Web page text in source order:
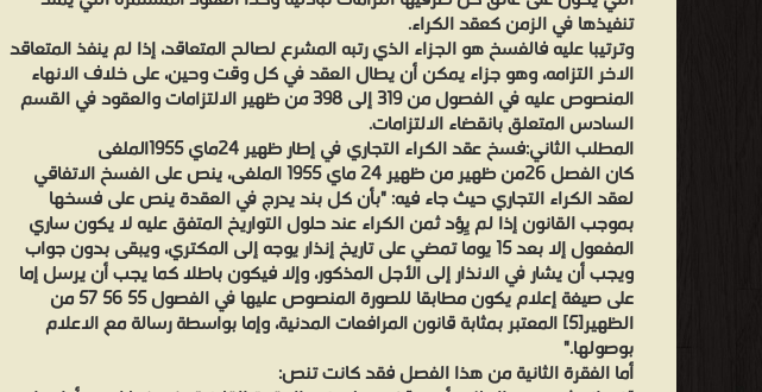
تنفيذها في الزمن كعقد الكراء.
وترتيبا عليه فالفسخ هو الجزاء الذي رتبه المشرع لصالح المتعاقد، إذا لم ينفذ المتعاقد
الاخر التزامه، وهو جزاء يمكن أن يطال العقد في كل وقت وحين، على خلاف الانهاء
المنصوص عليه في الفصول من 319 إلى 398 من ظهير الالتزامات والعقود في القسم
السادس المتعلق بانقضاء الالتزامات.
المطلب الثاني:فسخ عقد الكراء التجاري في إطار ظهير 24ماي 1955الملغى
كان الفصل 26من ظهير من ظهير 24 ماي 1955 الملغى، ينص على الفسخ الاتفاقي
لعقد الكراء التجاري حيث جاء فيه: "بأن كل بند يدرج في العقدة ينص على فسخها
بموجب القانون إذا لم يِؤد ثمن الكراء عند حلول التواريخ المتفق عليه لا يكون ساري
المفعول إلا بعد 15 يوما تمضي على تاريخ إنذار يوجه إلى المكتري، ويبقى بدون جواب
ويجب أن يشار في الانذار إلى الأجل المذكور، وإلا فيكون باطلا كما يجب أن يرسل إما
على صيغة إعلام يكون مطابقا للصورة المنصوص عليها في الفصول 55 56 57 من
الظهير[5] المعتبر بمثابة قانون المرافعات المدنية، وإما بواسطة رسالة مع الاعلام
بوصولها."
أما الفقرة الثانية من هذا الفصل فقد كانت تنص: